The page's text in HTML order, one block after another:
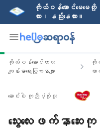
ကိုယ်ဝန်ဆောင်မေမေတို့
လား၊ နည်းနေလား။
ကိုယ်ဝန်ဆောင်ကာလ
ကျန်းမာရေးပြဿနာများ
ကို
က
ဆောင်းပါး ကူညီပံ့ပိုးသူ
သွေးလေးဖက်နာဆ